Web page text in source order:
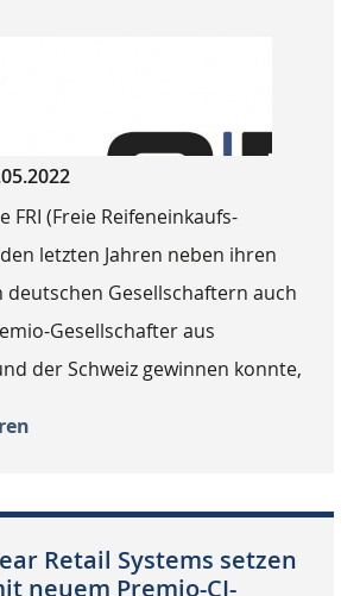
FRI (Freie Reifeneinkaufs-
letzten Jahren neben ihren
deutschen Gesellschaftern auch
Gesellschafter aus
der Schweiz gewinnen konnte,
Retail Systems setzen
neuem Premio-CI-